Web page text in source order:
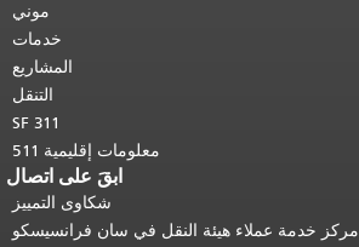
موني
خدمات
المشاريع
التنقل
SF 311
معلومات إقليمية 511
ابقَ على اتصال
شكاوى التمييز
مركز خدمة عملاء هيئة النقل في سان فرانسيسكو